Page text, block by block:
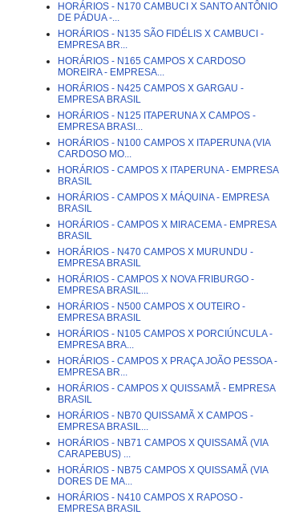
HORÁRIOS - N170 CAMBUCI X SANTO ANTÔNIO
DE PÁDUA -...
HORÁRIOS - N135 SÃO FIDÉLIS X CAMBUCI -
EMPRESA BR...
HORÁRIOS - N165 CAMPOS X CARDOSO
MOREIRA - EMPRESA...
HORÁRIOS - N425 CAMPOS X GARGAU -
EMPRESA BRASIL
HORÁRIOS - N125 ITAPERUNA X CAMPOS -
EMPRESA BRASI...
HORÁRIOS - N100 CAMPOS X ITAPERUNA (VIA
CARDOSO MO...
HORÁRIOS - CAMPOS X ITAPERUNA - EMPRESA
BRASIL
HORÁRIOS - CAMPOS X MÁQUINA - EMPRESA
BRASIL
HORÁRIOS - CAMPOS X MIRACEMA - EMPRESA
BRASIL
HORÁRIOS - N470 CAMPOS X MURUNDU -
EMPRESA BRASIL
HORÁRIOS - CAMPOS X NOVA FRIBURGO -
EMPRESA BRASIL...
HORÁRIOS - N500 CAMPOS X OUTEIRO -
EMPRESA BRASIL
HORÁRIOS - N105 CAMPOS X PORCIÚNCULA -
EMPRESA BRA...
HORÁRIOS - CAMPOS X PRAÇA JOÃO PESSOA -
EMPRESA BR...
HORÁRIOS - CAMPOS X QUISSAMÃ - EMPRESA
BRASIL
HORÁRIOS - NB70 QUISSAMÃ X CAMPOS -
EMPRESA BRASIL...
HORÁRIOS - NB71 CAMPOS X QUISSAMÃ (VIA
CARAPEBUS) ...
HORÁRIOS - NB75 CAMPOS X QUISSAMÃ (VIA
DORES DE MA...
HORÁRIOS - N410 CAMPOS X RAPOSO -
EMPRESA BRASIL